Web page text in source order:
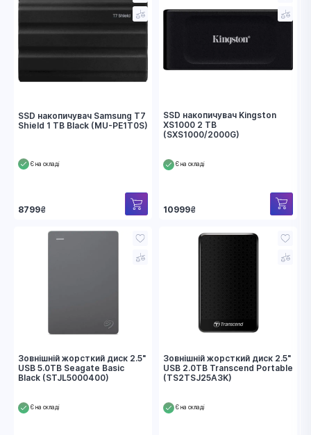
SSD накопичувач Samsung T7
Shield 1 TB Black (MU-PE1T0S)
Є на складі
8799₴
SSD накопичувач Kingston
XS1000 2 TB
(SXS1000/2000G)
Є на складі
10999₴
Зовнішній жорсткий диск 2.5"
USB 5.0TB Seagate Basic
Black (STJL5000400)
Є на складі
Зовнішній жорсткий диск 2.5"
USB 2.0TB Transcend Portable
(TS2TSJ25A3K)
Є на складі